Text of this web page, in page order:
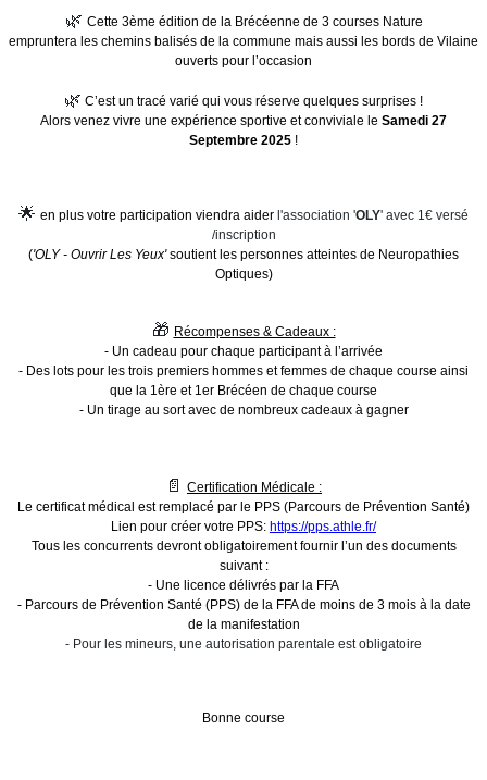
🌿 Cette 3ème édition de la Brécéenne de 3 courses Nature
empruntera les chemins balisés de la commune mais aussi les bords de Vilaine
ouverts pour l’occasion
🌿 C’est un tracé varié qui vous réserve quelques surprises !
Alors venez vivre une expérience sportive et conviviale le Samedi 27
Septembre 2025 !
🌟 en plus votre participation viendra aider l'association 'OLY' avec 1€ versé
/inscription
('OLY - Ouvrir Les Yeux'soutient les personnes atteintes de Neuropathies
Optiques)
🎁 Récompenses & Cadeaux :
- Un cadeau pour chaque participant à l’arrivée
- Des lots pour les trois premiers hommes et femmes de chaque course ainsi
que la 1ère et 1er Brécéen de chaque course
- Un tirage au sort avec de nombreux cadeaux à gagner
📄 Certification Médicale :
Le certificat médical est remplacé par le PPS (Parcours de Prévention Santé)
Lien pour créer votre PPS: https://pps.athle.fr/
Tous les concurrents devront obligatoirement fournir l’un des documents
suivant :
- Une licence délivrés par la FFA
- Parcours de Prévention Santé (PPS) de la FFA de moins de 3 mois à la date
de la manifestation
- Pour les mineurs, une autorisation parentale est obligatoire
Bonne course